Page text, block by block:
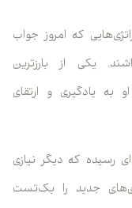
که امروز جواب
یکی از بارزترین
یادگیری و ارتقای
رسیده که دیگر نیازی
جدید را بک‌تست